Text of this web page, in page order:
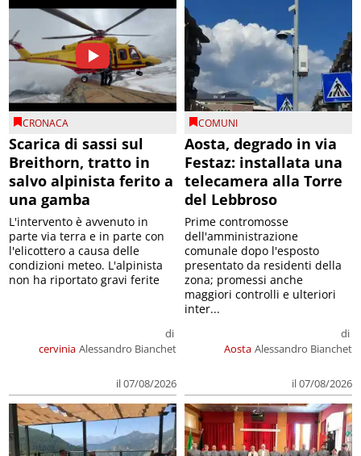
CRONACA
Scarica di sassi sul
Breithorn, tratto in
salvo alpinista ferito a
una gamba
cervinia
di
Alessandro Bianchet
il 07/08/2026
L'intervento è avvenuto in
parte via terra e in parte con
l'elicottero a causa delle
condizioni meteo. L'alpinista
non ha riportato gravi ferite
COMUNI
Aosta, degrado in via
Festaz: installata una
telecamera alla Torre
del Lebbroso
Aosta
di
Alessandro Bianchet
il 07/08/2026
Prime contromosse
dell'amministrazione
comunale dopo l'esposto
presentato da residenti della
zona; promessi anche
maggiori controlli e ulteriori
inter...